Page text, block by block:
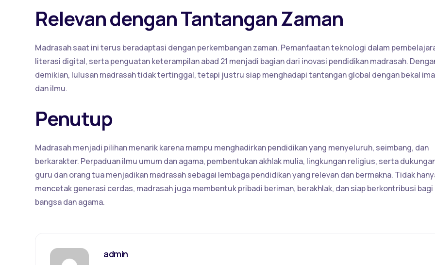
Relevan dengan Tantangan Zaman
Madrasah saat ini terus beradaptasi dengan perkembangan zaman. Pemanfaatan teknologi dalam
literasi digital, serta penguatan keterampilan abad 21 menjadi bagian dari inovasi pendidikan madrasah.
demikian, lulusan madrasah tidak tertinggal, tetapi justru siap menghadapi tantangan global dengan bekal
dan ilmu.
Penutup
Madrasah menjadi pilihan menarik karena mampu menghadirkan pendidikan yang menyeluruh, seimbang, dan
berkarakter. Perpaduan ilmu umum dan agama, pembentukan akhlak mulia, lingkungan religius, serta
guru dan orang tua menjadikan madrasah sebagai lembaga pendidikan yang relevan dan bermakna. Tidak
mencetak generasi cerdas, madrasah juga membentuk pribadi beriman, berakhlak, dan siap berkontribusi bagi
bangsa dan agama.
admin